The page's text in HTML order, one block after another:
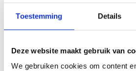
Toestemming Details
Deze website maakt gebruik van
We gebruiken cookies om content
snel en voor een nette prijs.